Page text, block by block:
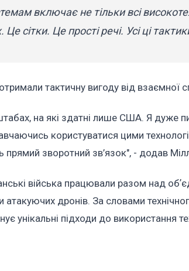
включає не тільки всі
сітки. Це прості речі. Усі ці
тактичну вигоду від взаємної
на які здатні лише США. Я дуже
користуватися цими
прямий зворотний зв’язок", - додав
війська працювали разом над
атакуючих дронів. За словами
унікальні підходи до використання